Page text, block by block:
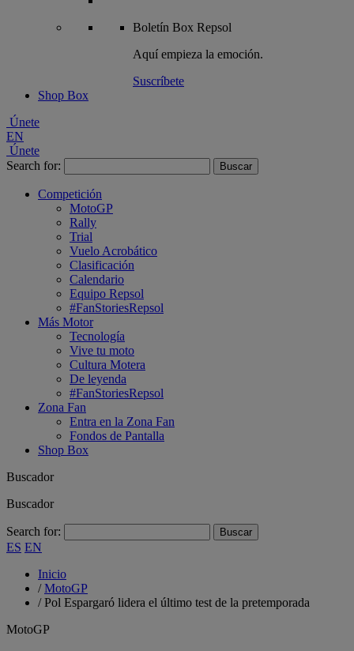
Boletín Box Repsol
Aquí empieza la emoción.
Suscríbete
Shop Box
Únete
EN
Únete
Search for:
Competición
MotoGP
Rally
Trial
Vuelo Acrobático
Clasificación
Calendario
Equipo Repsol
#FanStoriesRepsol
Más Motor
Tecnología
Vive tu moto
Cultura Motera
De leyenda
#FanStoriesRepsol
Zona Fan
Entra en la Zona Fan
Fondos de Pantalla
Shop Box
Buscador
Buscador
Search for:
ES EN
Inicio
/MotoGP
/Pol Espargaró lidera el último test de la pretemporada
MotoGP